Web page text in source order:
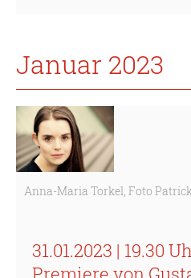
Januar 2023
Anna-Maria Torkel, Foto
31.01.2023 | 19.30